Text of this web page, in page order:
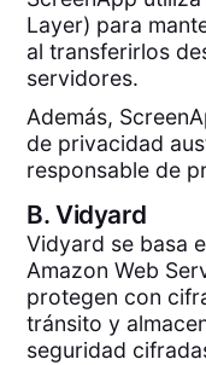
Layer) para
al transferirlos
servidores.
Además,
de privacidad
responsable de
B.Vidyard
Vidyard se basa
Amazon Web
protegen con
tránsito y
seguridad